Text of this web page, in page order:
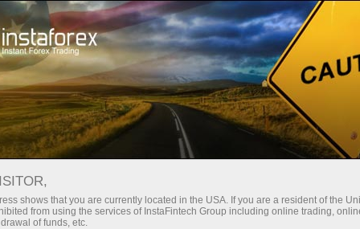
InstaForex билан сиз ҳақиқатан
Кичик
Ҳар бир депозит учун
shows that you are currently located in the USA. If you are a resident of the
from using the services of InstaFintech Group including online trading,
of funds, etc.